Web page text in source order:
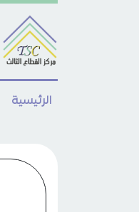
Skip to main content
الرئيسية